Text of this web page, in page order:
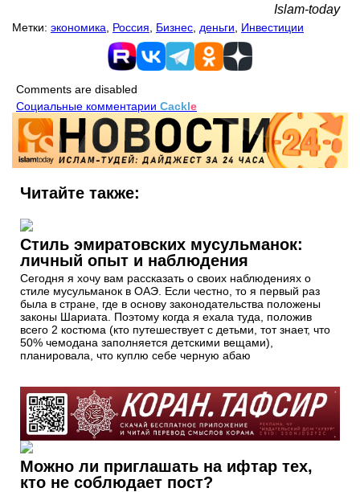
Islam-today
Метки: экономика Россия Бизнес деньги Инвестиции
Comments are disabled
Социальные комментарии Cackle
Читайте также:
Стиль эмиратовских мусульманок:
личный опыт и наблюдения
Сегодня я хочу вам рассказать о своих наблюдениях о
стиле мусульманок в ОАЭ. Если честно, то я первый раз
была в стране, где в основу законодательства положены
законы Шариата. Поэтому когда я ехала туда, положив
всего 2 костюма (кто путешествует с детьми, тот знает, что
50% чемодана заполняется детскими вещами),
планировала, что куплю себе черную абаю
Можно ли приглашать на ифтар тех,
кто не соблюдает пост?